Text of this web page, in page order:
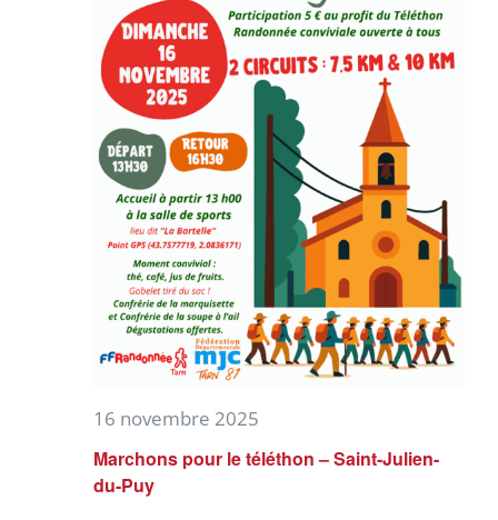
Marchons pour le téléthon – Saint-Julien-
du-Puy
16 novembre 2025